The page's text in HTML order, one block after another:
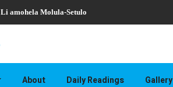
Li amohela Molula-Setulo
About Daily Readings Gallery